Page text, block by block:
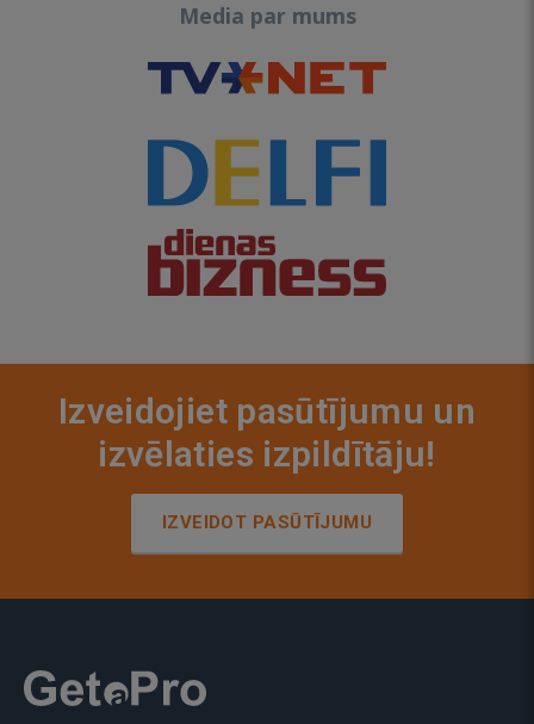
Media par mums
Izveidojiet pasūtījumu un
izvēlaties izpildītāju!
IZVEIDOT PASŪTĪJUMU